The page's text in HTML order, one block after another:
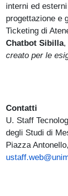
interni ed
progettazione e
Ticketing di
Chatbot Sibilla,
creato per le
Contatti
U. Staff
degli Studi di
Piazza